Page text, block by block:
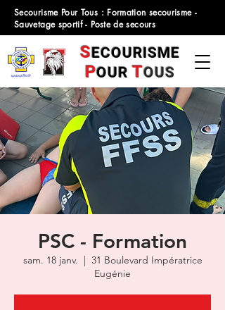
Secourisme Pour Tous : Formation secourisme -
Sauvetage sportif - Poste de secours
SECOURISME
POUR TOUS
PSC - Formation
sam. 18 janv.
  |
31 Boulevard Impératrice
Eugénie